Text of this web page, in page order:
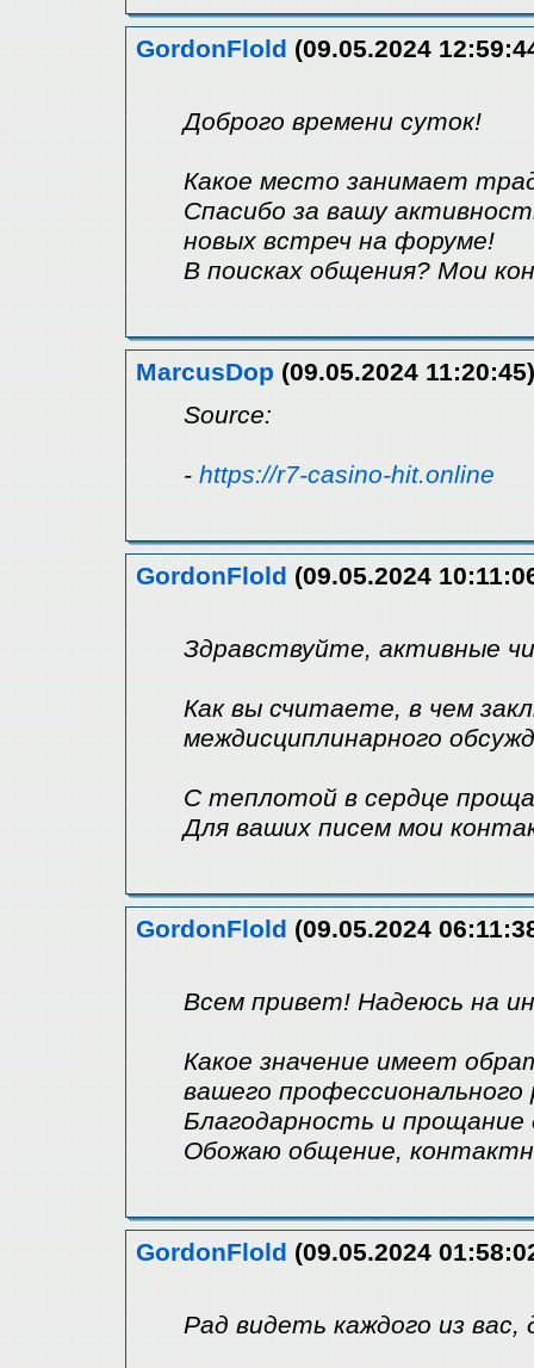
GordonFlold (09.05.2024
Доброго времени суток!
Какое место занимает
Спасибо за вашу
новых встреч на форуме!
В поисках общения? Мои
MarcusDop (09.05.2024 11:20:45)
Source:
- https://r7-casino-hit.online
GordonFlold (09.05.2024
Здравствуйте, активные
Как вы считаете, в чем
междисциплинарного
С теплотой в сердце
Для ваших писем мои
GordonFlold (09.05.2024
Всем привет! Надеюсь на
Какое значение имеет
вашего
Благодарность и прощание
Обожаю общение,
GordonFlold (09.05.2024
Рад видеть каждого из вас,